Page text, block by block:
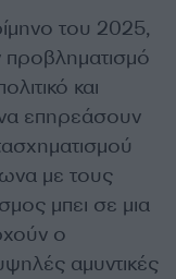
του 2025,
προβληματισμό
και
επηρεάσουν
με τους
μπει σε μια
ο
αμυντικές